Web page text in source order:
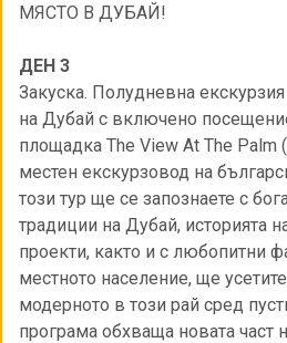
МЯСТО В ДУБАЙ!
ДЕН 3
Закуска. Полудневна
на Дубай с включено
площадка The View At The Palm
местен екскурзовод на
този тур ще се запознаете с
традиции на Дубай, историята
проекти, както и с любопитни
местното население, ще
модерното в този рай сред
програма обхваща новата част